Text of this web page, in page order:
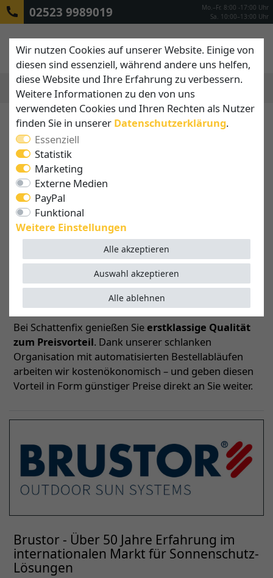
02523 9989019
Mo.–Fr. 8:00 -17:00 Uhr
Sa. 10:00–13:00 Uhr
Schattenfix ist Ihr
Ansprechpartner für
individuelle Schattenspender
Beschattungslösungen von höchster Qualität sind
unsere Leidenschaft! Deswegen nehmen wir nur
international bekannte, namhafte Marken und
Herstellerin unser Portfolio auf. Zu unseren
Partnern gehören beispielweise Brustor, Caravita
und Somfy. Als etablierter deutscher Fachbetrieb
bieten wir zudem unter unserer Marke Toldoro
Sonnensegelpfosten und Wandhalter aus eigener
Bei Schattenfix genießen Sie erstklassige Qualität
zum Preisvorteil. Dank unserer schlanken
Organisation mit automatisierten Bestellabläufen
arbeiten wir kostenökonomisch – und geben diesen
Vorteil in Form günstiger Preise direkt an Sie weiter.
Brustor - Über 50 Jahre Erfahrung im
internationalen Markt für Sonnenschutz-
Lösungen
Wir nutzen Cookies auf unserer Website. Einige von
diesen sind essenziell, während andere uns helfen,
diese Website und Ihre Erfahrung zu verbessern.
Weitere Informationen zu den von uns
verwendeten Cookies und Ihren Rechten als Nutzer
finden Sie in unserer Daten­schutz­erklärung.
Essenziell
Statistik
Marketing
Externe Medien
PayPal
Funktional
Weitere Einstellungen
Alle akzeptieren
Alle ablehnen
Auswahl akzeptieren